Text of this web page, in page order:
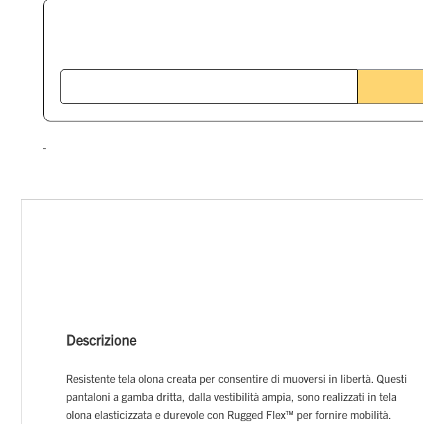
Descrizione
Resistente tela olona creata per consentire di muoversi in libertà. Questi
pantaloni a gamba dritta, dalla vestibilità ampia, sono realizzati in tela
olona elasticizzata e durevole con Rugged Flex™ per fornire mobilità.